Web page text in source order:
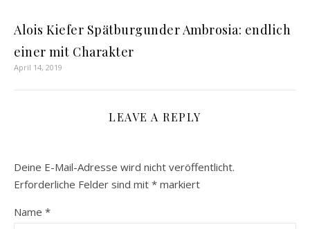
Alois Kiefer Spätburgunder Ambrosia: endlich
einer mit Charakter
April 14, 2019
LEAVE A REPLY
Deine E-Mail-Adresse wird nicht veröffentlicht.
Erforderliche Felder sind mit * markiert
Name *